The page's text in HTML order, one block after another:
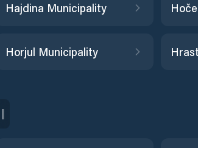
Hajdina Municipality
Horjul Municipality
I